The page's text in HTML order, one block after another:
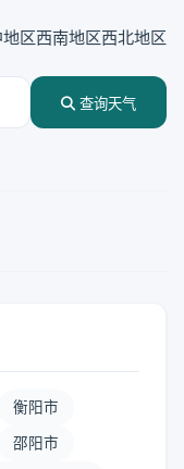
区西南地区西北地区
查询天气
衡阳市
邵阳市